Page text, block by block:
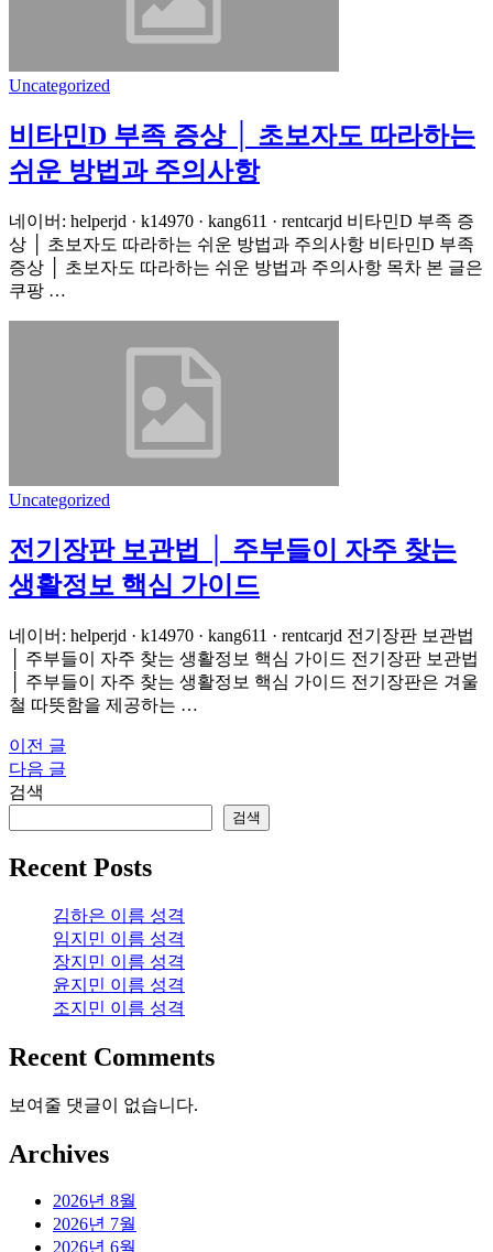
Uncategorized
비타민D 부족 증상 │ 초보자도 따라하는
쉬운 방법과 주의사항
네이버: helperjd · k14970 · kang611 · rentcarjd 비타민D 부족 증
상 │ 초보자도 따라하는 쉬운 방법과 주의사항 비타민D 부족
증상 │ 초보자도 따라하는 쉬운 방법과 주의사항 목차 본 글은
쿠팡 …
Uncategorized
전기장판 보관법 │ 주부들이 자주 찾는
생활정보 핵심 가이드
네이버: helperjd · k14970 · kang611 · rentcarjd 전기장판 보관법
│ 주부들이 자주 찾는 생활정보 핵심 가이드 전기장판 보관법
│ 주부들이 자주 찾는 생활정보 핵심 가이드 전기장판은 겨울
철 따뜻함을 제공하는 …
글
탐
이전 글
다음 글
검색
검색
Recent Posts
김하은 이름 성격
임지민 이름 성격
장지민 이름 성격
윤지민 이름 성격
조지민 이름 성격
Recent Comments
보여줄 댓글이 없습니다.
Archives
2026년 8월
2026년 7월
2026년 6월